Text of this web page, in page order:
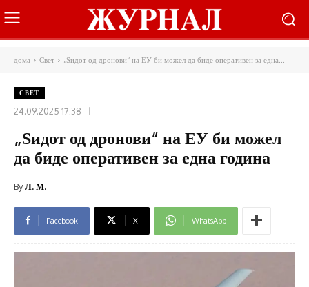
дома Свет „Ѕидот од дронови“ на ЕУ би можел да биде оперативен за една...
СВЕТ
24.09.2025 17:38
„Ѕидот од дронови“ на ЕУ би можел
да биде оперативен за една година
ByЛ. М.
Facebook X WhatsApp